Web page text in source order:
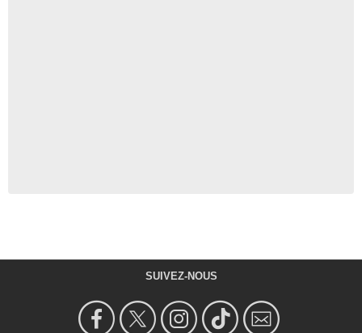
SUIVEZ-NOUS